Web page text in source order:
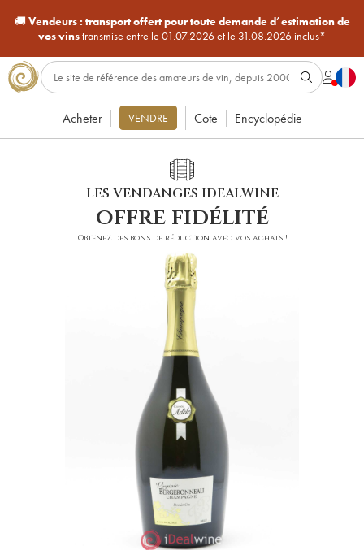
🚚Vendeurs : transport offert pour toute demande d’estimation de
vos vinstransmise entre le 01.07.2026 et le 31.08.2026 inclus*
Acheter VENDRE Cote Encyclopédie
LES VENDANGES IDEALWINE
offre fidélité
Obtenez des bons de réduction avec vos achats !